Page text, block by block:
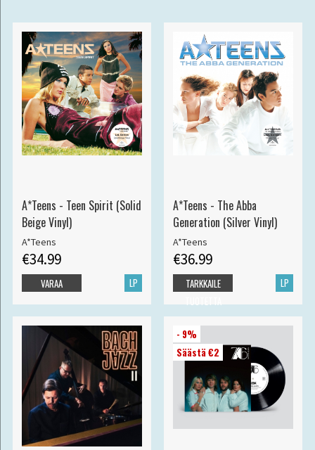
A*Teens - Teen Spirit (Solid
Beige Vinyl)
A*Teens
€34.99
LP
VARAA
A*Teens - The Abba
Generation (Silver Vinyl)
A*Teens
€36.99
LP
TARKKAILE
- 9%
Säästä €2